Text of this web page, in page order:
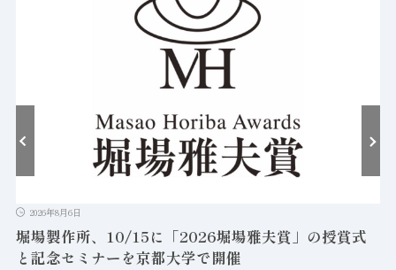
2026年8月6日
堀場製作所、10/15に「2026堀場雅夫賞」の授賞式
と記念セミナーを京都大学で開催